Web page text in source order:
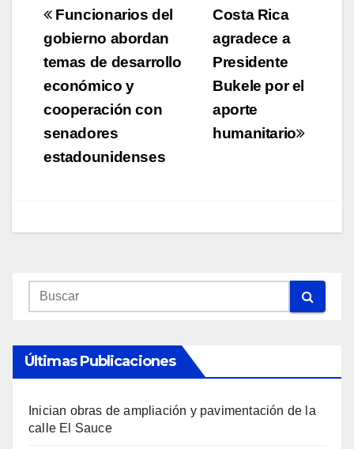
Navegación
de
entradas
Costa Rica
agradece a
Presidente
Bukele por el
aporte
humanitario
Funcionarios del
gobierno abordan
temas de desarrollo
económico y
cooperación con
senadores
estadounidenses
Últimas Publicaciones
Inician obras de ampliación y pavimentación de la
calle El Sauce